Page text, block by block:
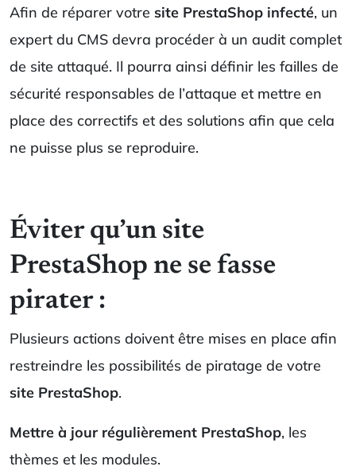
Afin de réparer votre site PrestaShop infecté, un
expert du CMS devra procéder à un audit complet
de site attaqué. Il pourra ainsi définir les failles de
sécurité responsables de l’attaque et mettre en
place des correctifs et des solutions afin que cela
ne puisse plus se reproduire.
Éviter qu’un site
PrestaShop ne se fasse
pirater :
Plusieurs actions doivent être mises en place afin
restreindre les possibilités de piratage de votre
site PrestaShop.
Mettre à jour régulièrement PrestaShop, les
thèmes et les modules.